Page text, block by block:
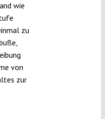
wie
zu
von
zur